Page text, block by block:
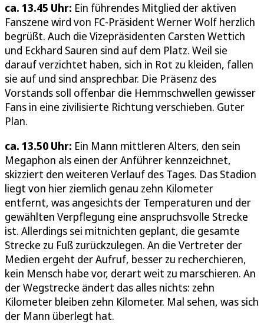
ca. 13.45 Uhr: Ein führendes Mitglied der aktiven
Fanszene wird von FC-Präsident Werner Wolf herzlich
begrüßt. Auch die Vizepräsidenten Carsten Wettich
und Eckhard Sauren sind auf dem Platz. Weil sie
darauf verzichtet haben, sich in Rot zu kleiden, fallen
sie auf und sind ansprechbar. Die Präsenz des
Vorstands soll offenbar die Hemmschwellen gewisser
Fans in eine zivilisierte Richtung verschieben. Guter
Plan.
ca. 13.50 Uhr: Ein Mann mittleren Alters, den sein
Megaphon als einen der Anführer kennzeichnet,
skizziert den weiteren Verlauf des Tages. Das Stadion
liegt von hier ziemlich genau zehn Kilometer
entfernt, was angesichts der Temperaturen und der
gewählten Verpflegung eine anspruchsvolle Strecke
ist. Allerdings sei mitnichten geplant, die gesamte
Strecke zu Fuß zurückzulegen. An die Vertreter der
Medien ergeht der Aufruf, besser zu recherchieren,
kein Mensch habe vor, derart weit zu marschieren. An
der Wegstrecke ändert das alles nichts: zehn
Kilometer bleiben zehn Kilometer. Mal sehen, was sich
der Mann überlegt hat.